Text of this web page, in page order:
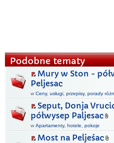
Podobne tematy
Mury w Ston -
Peljesac
w Ceny, usługi, przepisy, porady
Seput, Donja
półwysep Paljesac
w Apartamenty, hotele, pokoje
Most na Peljeśac